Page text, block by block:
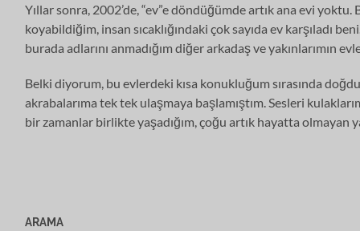
Yıllar sonra, 2002’de, “ev”e döndüğümde artık ana evi yoktu.
koyabildiğim, insan sıcaklığındaki çok sayıda ev karşıladı
burada adlarını anmadığım diğer arkadaş ve yakınlarımın
Belki diyorum, bu evlerdeki kısa konukluğum sırasında
akrabalarıma tek tek ulaşmaya başlamıştım. Sesleri
bir zamanlar birlikte yaşadığım, çoğu artık hayatta olmayan
ARAMA